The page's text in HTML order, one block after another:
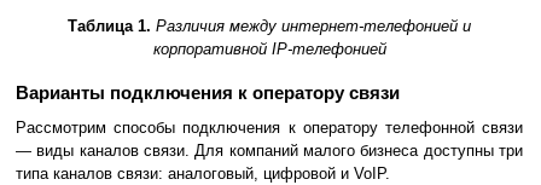
Таблица 1. Различия между интернет-телефонией и
корпоративной IP-телефонией
Варианты подключения к оператору связи
Рассмотрим способы подключения к оператору телефонной связи
— виды каналов связи. Для компаний малого бизнеса доступны три
типа каналов связи: аналоговый, цифровой и VoIP.